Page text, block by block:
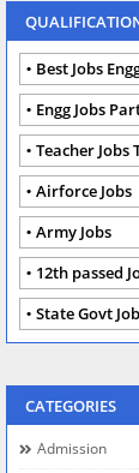
Best Jobs
Engg Jobs
Teacher Jobs
Airforce Jobs
Army Jobs
12th passed
State Govt
CATEGORIES
Admission